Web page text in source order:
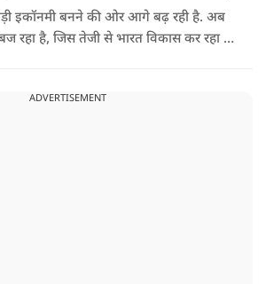
इकॉनमी बनने की ओर आगे बढ़ रही है. अब
रहा है, जिस तेजी से भारत विकास कर रहा है,
ADVERTISEMENT